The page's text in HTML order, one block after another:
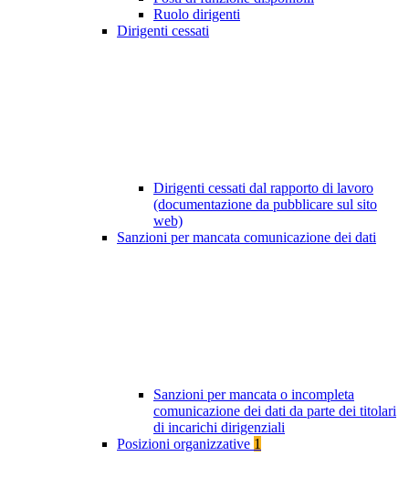
Ruolo dirigenti
Dirigenti cessati
Dirigenti cessati dal rapporto di lavoro
(documentazione da pubblicare sul sito
web)
Sanzioni per mancata comunicazione dei dati
Sanzioni per mancata o incompleta
comunicazione dei dati da parte dei titolari
di incarichi dirigenziali
Posizioni organizzative 1